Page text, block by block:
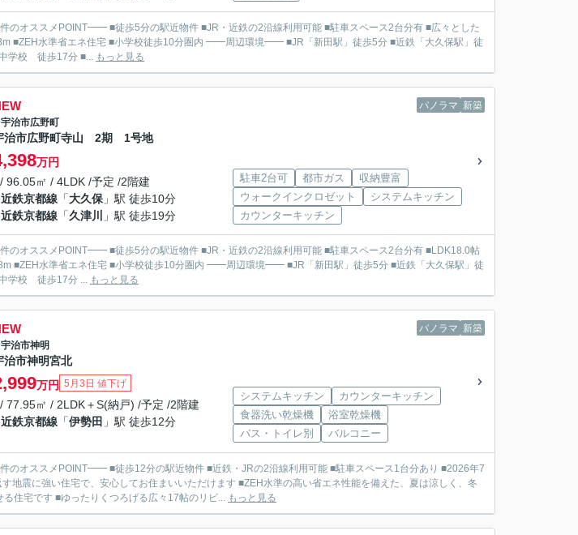
校徒歩10分圏内 ━━周辺環境━━ ■JR「新田駅」徒歩5分 ■近鉄「大久保駅」徒
学校 徒歩17分 ■... もっと見る
パノラマ 新築
宇治市広野町
治市広野町寺山 2期 1号地
万円
96.05㎡ / 4LDK /予定 /2階建
近鉄京都線 「大久保 」駅 徒歩10分
近鉄京都線 「久津川 」駅 徒歩19分
駐車2台可 都市ガス
収納豊富
ウォークインクロゼット
システムキッチン
カウンターキッチン
校徒歩10分圏内 ━━周辺環境━━ ■JR「新田駅」徒歩5分 ■近鉄「大久保駅」徒
学校 徒歩17分 ... もっと見る
パノラマ 新築
宇治市神明
治市神明宮北
万円 5月3日 値下げ
77.95㎡ / 2LDK＋S(納戸) /予定 /2階建
近鉄京都線 「伊勢田 」駅 徒歩12分
システムキッチン
カウンターキッチン
食器洗い乾燥機
浴室乾燥機
バス・トイレ別
バルコニー
地震に強い住宅で、安心してお住まいいただけます ■ZEH水準の高い省エネ性能を備えた、夏は涼しく、冬
住宅です ■ゆったりくつろげる広々17帖のリビ... もっと見る